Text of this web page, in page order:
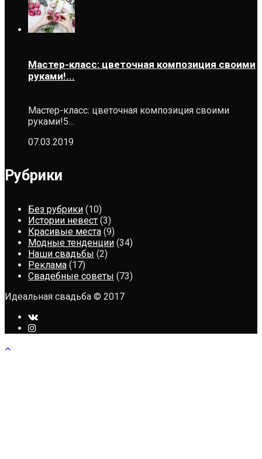
Мастер-класс: цветочная композиция своими
руками!...
Мастер-класс: цветочная композиция своими
руками!5…
07.03.2019
Рубрики
Без рубрики (10)
Истории невест (3)
Красивые места (9)
Модные тенденции (34)
Наши свадьбы (2)
Реклама (17)
Свадебные советы (73)
Идеальная свадьба © 2017